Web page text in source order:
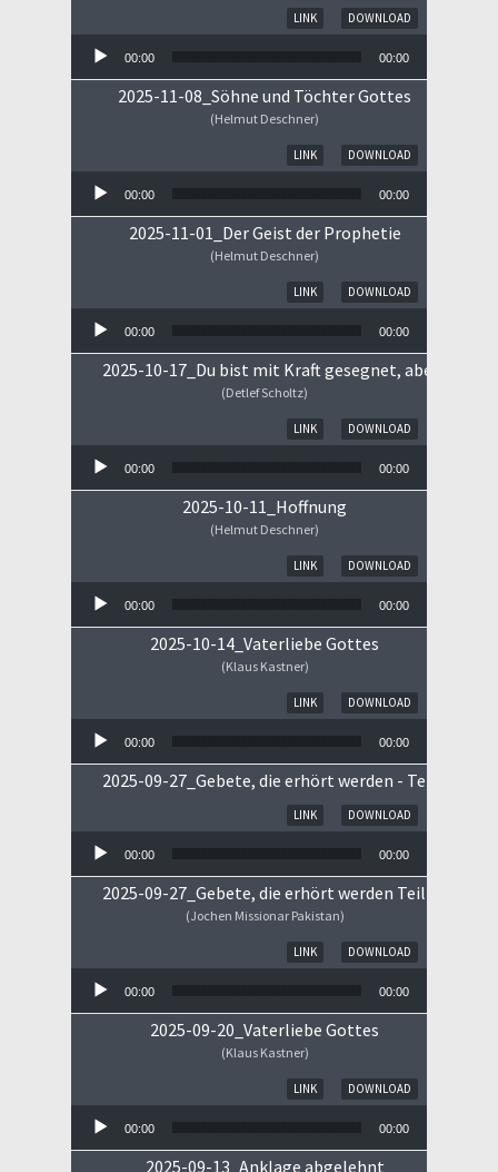
DOWNLOAD
LINK
00:00 00:00
2025-11-08_Söhne und Töchter Gottes
(Helmut Deschner)
DOWNLOAD
LINK
00:00 00:00
2025-11-01_Der Geist der Prophetie
(Helmut Deschner)
DOWNLOAD
LINK
00:00 00:00
2025-10-17_Du bist mit Kraft gesegnet, aber ...
(Detlef Scholtz)
DOWNLOAD
LINK
00:00 00:00
2025-10-11_Hoffnung
(Helmut Deschner)
DOWNLOAD
LINK
00:00 00:00
2025-10-14_Vaterliebe Gottes
(Klaus Kastner)
DOWNLOAD
LINK
00:00 00:00
2025-09-27_Gebete, die erhört werden - Teil II
DOWNLOAD
LINK
00:00 00:00
2025-09-27_Gebete, die erhört werden Teil I
(Jochen Missionar Pakistan)
DOWNLOAD
LINK
00:00 00:00
2025-09-20_Vaterliebe Gottes
(Klaus Kastner)
DOWNLOAD
LINK
00:00 00:00
2025-09-13_Anklage abgelehnt